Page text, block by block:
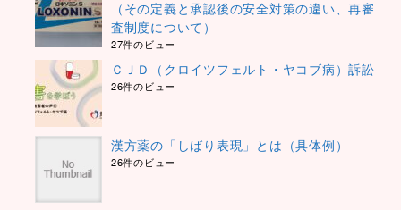
（その定義と承認後の安全対策の違い、再審
査制度について）
27件のビュー
ＣＪＤ（クロイツフェルト・ヤコブ病）訴訟
26件のビュー
漢方薬の「しばり表現」とは（具体例）
26件のビュー